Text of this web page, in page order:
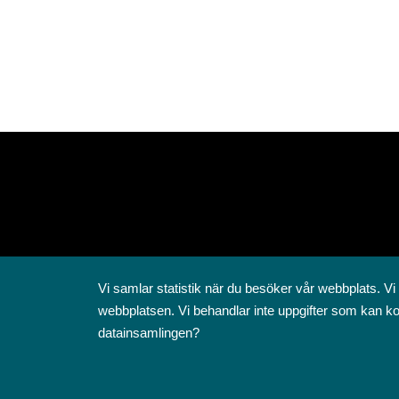
Vi samlar statistik när du besöker vår webbplats.
webbplatsen. Vi behandlar inte uppgifter som kan
datainsamlingen?